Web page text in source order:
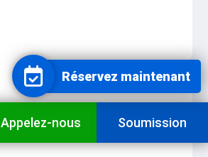
Appelez-nous Soumission
Réservez maintenant